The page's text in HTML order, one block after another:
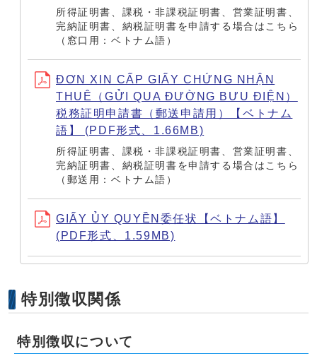
所得証明書、課税・非課税証明書、営業証明書、
完納証明書、納税証明書を申請する場合はこちら
（窓口用：ベトナム語）
ĐƠN XIN CẤP GIẤY CHỨNG NHẬN
THUÊ（GỬI QUA ĐƯỜNG BƯU ĐIỆN）
税務証明申請書（郵送申請用）【ベトナム
語】 (PDF形式、1.66MB)
所得証明書、課税・非課税証明書、営業証明書、
完納証明書、納税証明書を申請する場合はこちら
（郵送用：ベトナム語）
GIẤY ỦY QUYỀN委任状【ベトナム語】
(PDF形式、1.59MB)
特別徴収関係
特別徴収について